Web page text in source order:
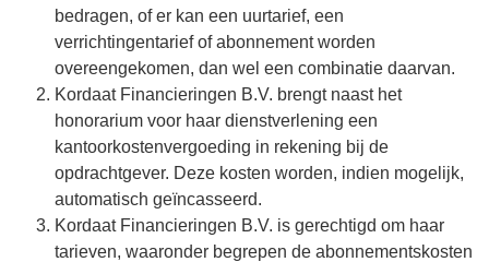
bedragen, of er kan een uurtarief, een
verrichtingentarief of abonnement worden
overeengekomen, dan wel een combinatie daarvan.
Kordaat Financieringen B.V. brengt naast het
honorarium voor haar dienstverlening een
kantoorkostenvergoeding in rekening bij de
opdrachtgever. Deze kosten worden, indien mogelijk,
automatisch geïncasseerd.
Kordaat Financieringen B.V. is gerechtigd om haar
tarieven, waaronder begrepen de abonnementskosten